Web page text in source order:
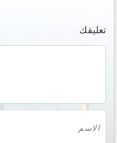
تعليقك